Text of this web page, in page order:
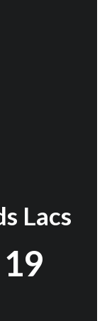
Lacs